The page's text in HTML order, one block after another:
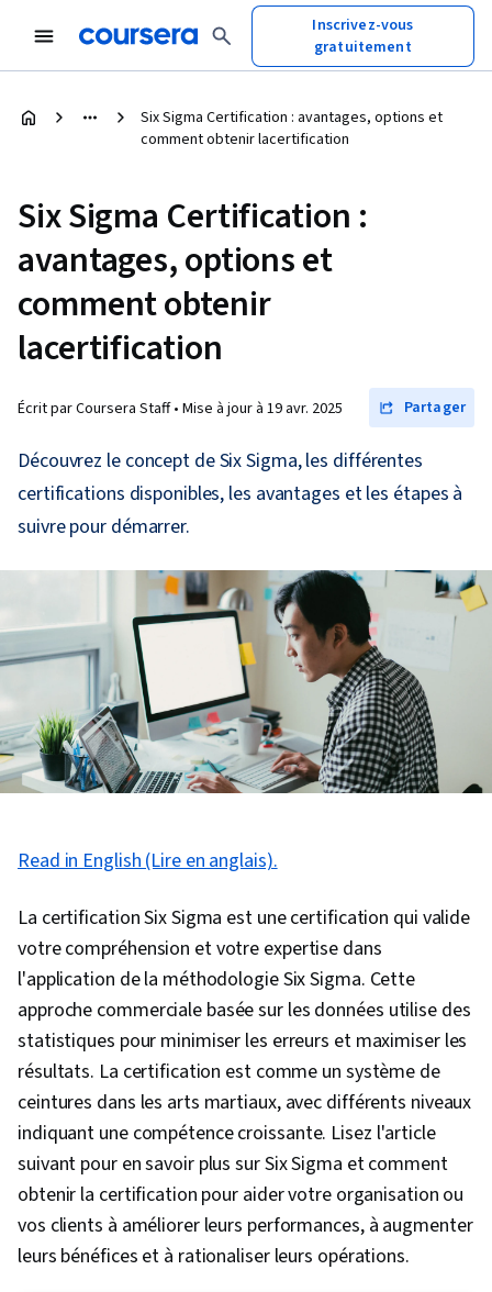
Inscrivez-vous
gratuitement
Six Sigma Certification : avantages, options et
comment obtenir lacertification
Six Sigma Certification :
avantages, options et
comment obtenir
lacertification
Écrit par Coursera Staff • Mise à jour à 19 avr. 2025 Partager
Découvrez le concept de Six Sigma, les différentes
certifications disponibles, les avantages et les étapes à
suivre pour démarrer.
Read in English (Lire en anglais).
La certification Six Sigma est une certification qui valide
votre compréhension et votre expertise dans
l'application de la méthodologie Six Sigma. Cette
approche commerciale basée sur les données utilise des
statistiques pour minimiser les erreurs et maximiser les
résultats. La certification est comme un système de
ceintures dans les arts martiaux, avec différents niveaux
indiquant une compétence croissante. Lisez l'article
suivant pour en savoir plus sur Six Sigma et comment
obtenir la certification pour aider votre organisation ou
vos clients à améliorer leurs performances, à augmenter
leurs bénéfices et à rationaliser leurs opérations.